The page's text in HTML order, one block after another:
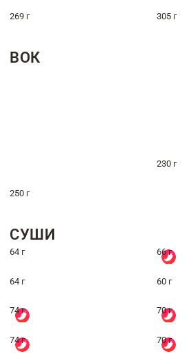
269 г 305 г
ВОК
230 г
250 г
СУШИ
64 г 66 г
64 г 60 г
74 г 70 г
74 г 70 г